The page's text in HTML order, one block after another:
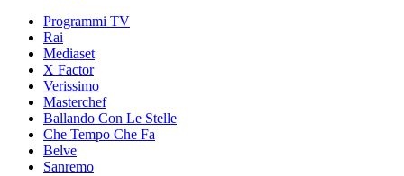
Programmi TV
Rai
Mediaset
X Factor
Verissimo
Masterchef
Ballando Con Le Stelle
Che Tempo Che Fa
Belve
Sanremo